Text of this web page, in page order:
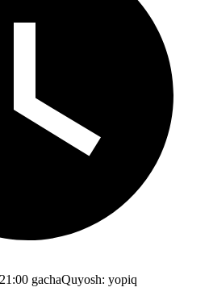
gachaQuyosh: yopiq